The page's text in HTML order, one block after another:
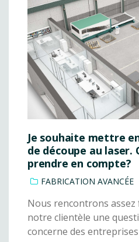
Je souhaite mettre
de découpe au laser.
prendre en compte?
FABRICATION AVANCÉE
Nous rencontrons assez
notre clientèle une
concerne des